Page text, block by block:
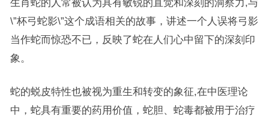
生肖蛇的人常被认为具有敏锐的直觉和深刻的洞察力,与
\”杯弓蛇影\”这个成语相关的故事，讲述一个人误将弓影
当作蛇而惊恐不已，反映了蛇在人们心中留下的深刻印
象。
蛇的蜕皮特性也被视为重生和转变的象征,在中医理论
中，蛇具有重要的药用价值，蛇胆、蛇毒都被用于治疗